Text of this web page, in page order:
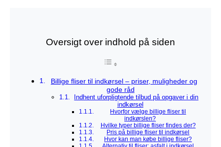
Oversigt over indhold på siden
Billige fliser til indkørsel – priser, muligheder og
gode råd
Indhent uforpligtende tilbud på opgaver i din
indkørsel
Hvorfor vælge billige fliser til
indkørslen?
Hvilke typer billige fliser findes der?
Pris på billige fliser til indkørsel
Hvor kan man købe billige fliser?